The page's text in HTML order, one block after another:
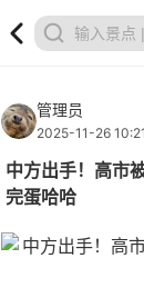
管理员
2025-11-26 10:21
中方出手！高市
完蛋哈哈